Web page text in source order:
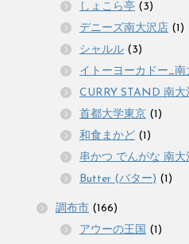
しょこら亭 (3)
デニーズ南大沢店 (1)
シャルル (3)
イトーヨーカドー_南
CURRY STAND 南大
首都大学東京 (1)
和食まかど (1)
串かつ でんがな 南大
Butter (バター) (1)
調布市 (166)
アウーの王国 (1)